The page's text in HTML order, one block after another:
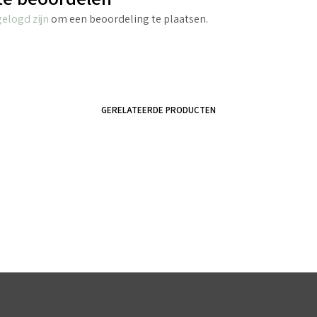
zijnom een beoordeling te plaatsen.
GERELATEERDE PRODUCTEN